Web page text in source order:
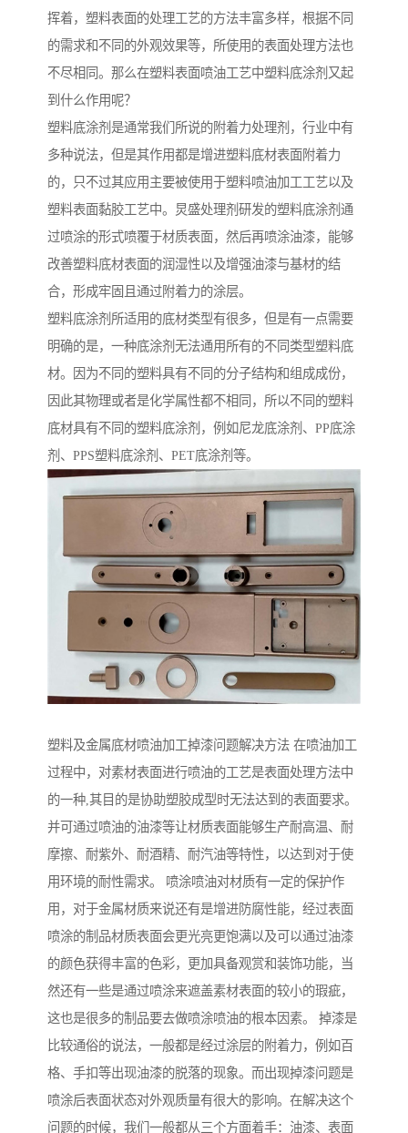
挥着，塑料表面的处理工艺的方法丰富多样，根据不同
的需求和不同的外观效果等，所使用的表面处理方法也
不尽相同。那么在塑料表面喷油工艺中塑料底涂剂又起
到什么作用呢？
塑料底涂剂是通常我们所说的附着力处理剂，行业中有
多种说法，但是其作用都是增进塑料底材表面附着力
的，只不过其应用主要被使用于塑料喷油加工工艺以及
塑料表面黏胶工艺中。炅盛处理剂研发的塑料底涂剂通
过喷涂的形式喷覆于材质表面，然后再喷涂油漆，能够
改善塑料底材表面的润湿性以及增强油漆与基材的结
合，形成牢固且通过附着力的涂层。
塑料底涂剂所适用的底材类型有很多，但是有一点需要
明确的是，一种底涂剂无法通用所有的不同类型塑料底
材。因为不同的塑料具有不同的分子结构和组成成份，
因此其物理或者是化学属性都不相同，所以不同的塑料
底材具有不同的塑料底涂剂，例如尼龙底涂剂、PP底涂
剂、PPS塑料底涂剂、PET底涂剂等。
塑料及金属底材喷油加工掉漆问题解决方法 在喷油加工
过程中，对素材表面进行喷油的工艺是表面处理方法中
的一种,其目的是协助塑胶成型时无法达到的表面要求。
并可通过喷油的油漆等让材质表面能够生产耐高温、耐
摩擦、耐紫外、耐酒精、耐汽油等特性，以达到对于使
用环境的耐性需求。 喷涂喷油对材质有一定的保护作
用，对于金属材质来说还有是增进防腐性能，经过表面
喷涂的制品材质表面会更光亮更饱满以及可以通过油漆
的颜色获得丰富的色彩，更加具备观赏和装饰功能，当
然还有一些是通过喷涂来遮盖素材表面的较小的瑕疵，
这也是很多的制品要去做喷涂喷油的根本因素。 掉漆是
比较通俗的说法，一般都是经过涂层的附着力，例如百
格、手扣等出现油漆的脱落的现象。而出现掉漆问题是
喷涂后表面状态对外观质量有很大的影响。在解决这个
问题的时候，我们一般都从三个方面着手：油漆、表面